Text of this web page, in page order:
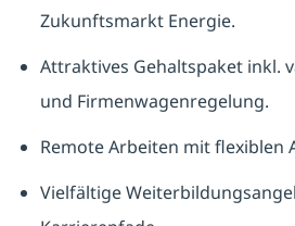
Zukunftsmarkt Energie.
Attraktives Gehaltspaket inkl.
und Firmenwagenregelung.
Remote Arbeiten mit flexiblen
Vielfältige